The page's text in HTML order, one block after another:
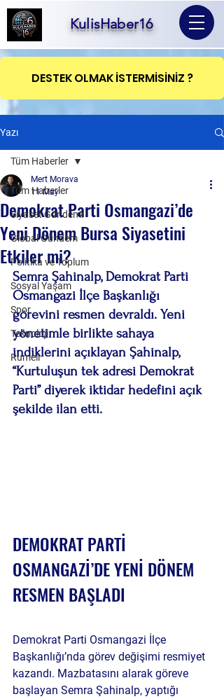
KulisHaber16
DESTEK OLMAK İSTERMİSİNİZ ?
Yazı
Tüm Haberler
Siyaset Gündemi
Global Gündem
Politika ve Toplum
Sosyal Yaşam
Spor
Teknoloji
Rumeli
Tüm Haberler
Demokrat Parti Osmangazi’de
Yeni Dönem Bursa Siyasetini
Etkiler mi?
Mert Morava
11 May
Semra Şahinalp, Demokrat Parti
Osmangazi İlçe Başkanlığı
görevini resmen devraldı. Yeni
yönetimle birlikte sahaya
indiklerini açıklayan Şahinalp,
“Kurtuluşun tek adresi Demokrat
Parti” diyerek iktidar hedefini açık
şekilde ilan etti.
DEMOKRAT PARTİ
OSMANGAZİ’DE YENİ DÖNEM
RESMEN BAŞLADI
Demokrat Parti Osmangazi İlçe
Başkanlığı’nda görev değişimi resmiyet
kazandı. Mazbatasını alarak göreve
başlayan Semra Şahinalp, yaptığı